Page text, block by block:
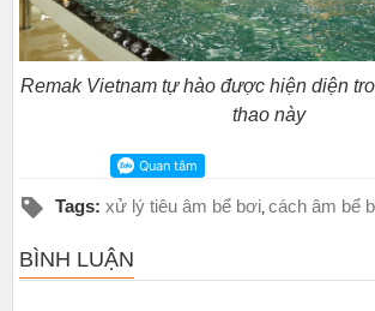
Remak Vietnam tự hào được hiện diện
thao này
Tags: xử lý tiêu âm bể bơi, cách âm bể
BÌNH LUẬN